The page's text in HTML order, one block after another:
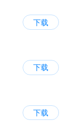
下载
下载
下载